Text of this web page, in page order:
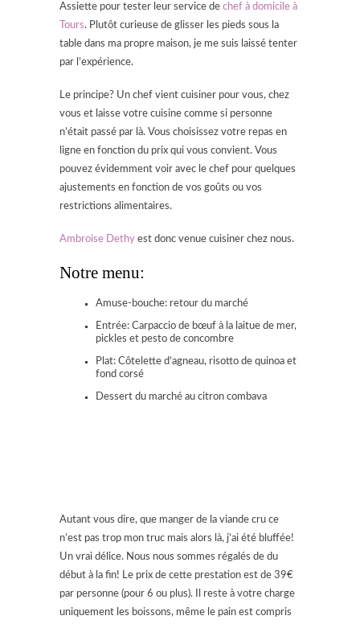
Assiette pour tester leur service de chef à domicile à
Tours. Plutôt curieuse de glisser les pieds sous la
table dans ma propre maison, je me suis laissé tenter
par l’expérience.
Le principe? Un chef vient cuisiner pour vous, chez
vous et laisse votre cuisine comme si personne
n’était passé par là. Vous choisissez votre repas en
ligne en fonction du prix qui vous convient. Vous
pouvez évidemment voir avec le chef pour quelques
ajustements en fonction de vos goûts ou vos
restrictions alimentaires.
Ambroise Dethy est donc venue cuisiner chez nous.
Notre menu:
Amuse-bouche: retour du marché
Entrée: Carpaccio de bœuf à la laitue de mer,
pickles et pesto de concombre
Plat: Côtelette d’agneau, risotto de quinoa et
fond corsé
Dessert du marché au citron combava
Autant vous dire, que manger de la viande cru ce
n’est pas trop mon truc mais alors là, j’ai été bluffée!
Un vrai délice. Nous nous sommes régalés de du
début à la fin! Le prix de cette prestation est de 39€
par personne (pour 6 ou plus). Il reste à votre charge
uniquement les boissons, même le pain est compris